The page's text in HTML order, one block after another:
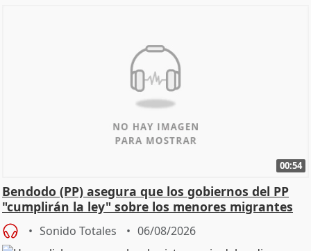
00:54
Bendodo (PP) asegura que los gobiernos del PP
"cumplirán la ley" sobre los menores migrantes
Sonido Totales 06/08/2026